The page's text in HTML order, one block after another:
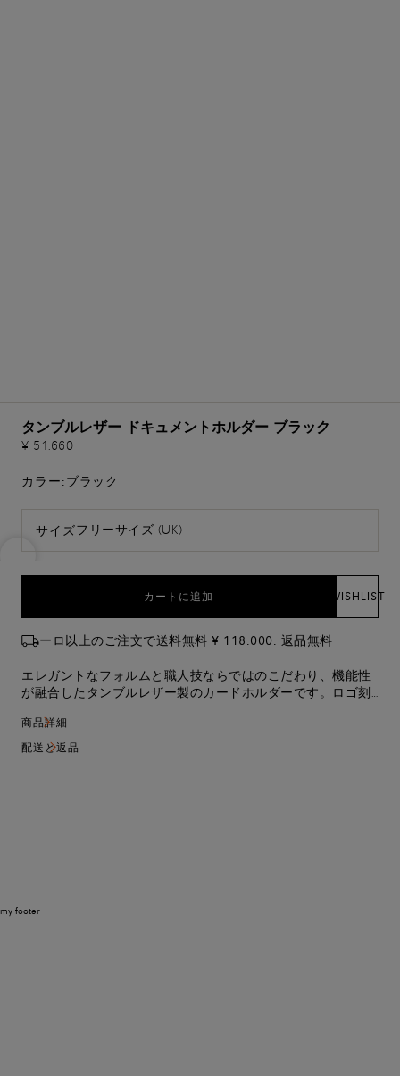
タンブルレザー ドキュメントホルダー ブラック
¥ 51.660
カラー:ブラック
サイズフリーサイズ (UK)
カートに追加 WISHLIST
ーロ以上のご注文で送料無料 ¥ 118.000. 返品無料
エレガントなフォルムと職人技ならではのこだわり、機能性
が融合したタンブルレザー製のカードホルダーです。ロゴ刻
ケット1つ、背面にカードスロット8つを備えています。
商品詳細
配送と返品
my footer